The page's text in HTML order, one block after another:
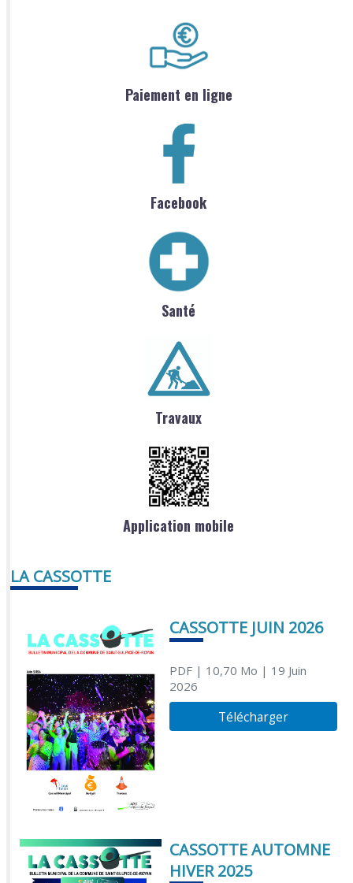
Paiement en ligne
Facebook
Santé
Travaux
Application mobile
LA CASSOTTE
CASSOTTE JUIN 2026
PDF| 10,70 Mo | 19 Juin
2026
Télécharger
CASSOTTE AUTOMNE
HIVER 2025